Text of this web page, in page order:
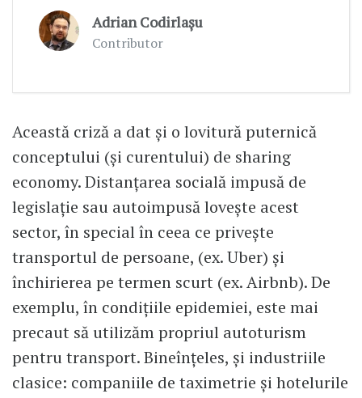
Adrian Codirlașu
Contributor
Această criză a dat și o lovitură puternică
conceptului (și curentului) de sharing
economy. Distanțarea socială impusă de
legislație sau autoimpusă lovește acest
sector, în special în ceea ce privește
transportul de persoane, (ex. Uber) și
închirierea pe termen scurt (ex. Airbnb). De
exemplu, în condițiile epidemiei, este mai
precaut să utilizăm propriul autoturism
pentru transport. Bineînțeles, și industriile
clasice: companiile de taximetrie și hotelurile